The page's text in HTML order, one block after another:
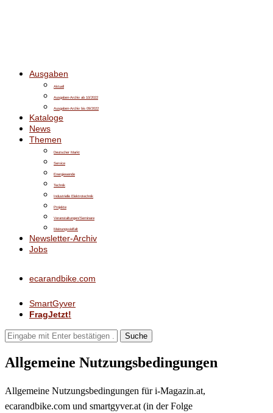
Ausgaben
Aktuell
Ausgaben-Archiv ab 10/2022
Ausgaben-Archiv bis 09/2022
Kataloge
News
Themen
Deutscher Markt
Service
Energiewende
Technik
Industrielle Elektrotechnik
Projekte
Veranstaltungen/Seminare
Meinungsvielfalt
Newsletter-Archiv
Jobs
ecarandbike.com
SmartGyver
FragJetzt!
Suche
Allgemeine Nutzungsbedingungen
Allgemeine Nutzungsbedingungen für i-Magazin.at,
ecarandbike.com und smartgyver.at (in der Folge